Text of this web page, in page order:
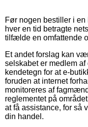
Før nogen bestiller i
hver en tid betragte
tilfælde en omfattende
Et andet forslag kan
selskabet er medlem
kendetegn for at e-
foruden at internet
monitoreres af
reglementet på
at få assistance, for så
din handel.